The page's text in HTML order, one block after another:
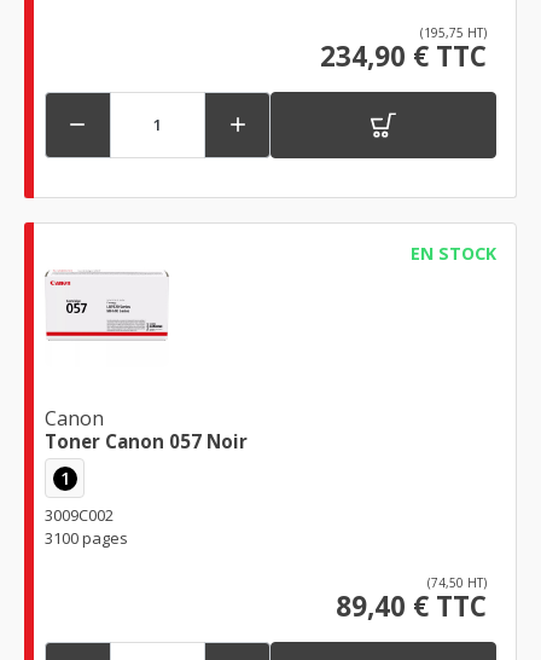
(195,75 HT)
234,90 € TTC
 
EN STOCK
Canon
Toner Canon 057 Noir
1
3009C002
3100 pages
(74,50 HT)
89,40 € TTC